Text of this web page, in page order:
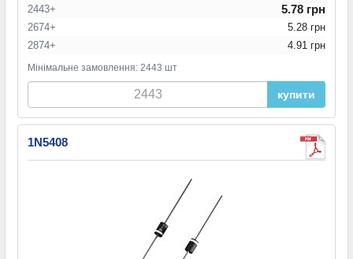
2443+ 5.78 грн
2674+
5.28 грн
2874+
4.91 грн
Мінімальне замовлення: 2443 шт
купити
1N5408